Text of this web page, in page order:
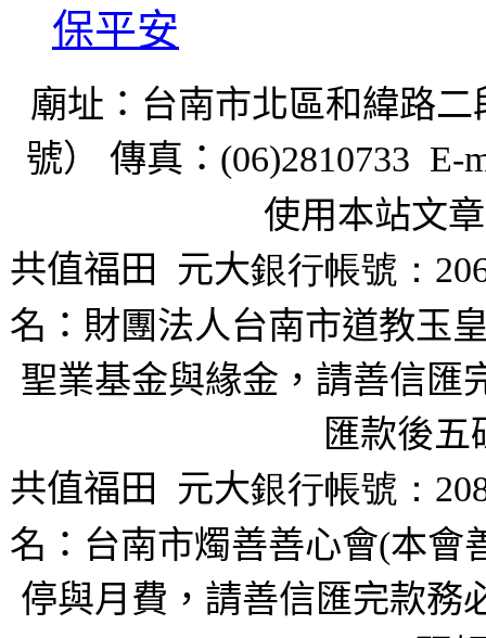
保平安
廟址：台南市北區和緯路二
號） 傳真： (06)2810733 E-
使用本站文
共值福田
元大銀行帳號：
名：財團法人台南市道教玉
聖業基金與緣金，請善信匯
匯款後五
共值福田
元大銀行帳號：
名：台南市燭善善心會(本會
停與月費，請善信匯完款務